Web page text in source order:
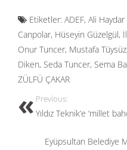
e
b
o
o
k
to
d
o
n
ail
e
Etiketler: ADEF, Ali
Canpolar, Hüseyin Güzelgül,
Onur Tuncer, Mustafa Tüysüz
Diken, Seda Tuncer, Sema
ZÜLFÜ ÇAKAR
Previous:
Yıldız Teknik’e ‘millet
Eyüpsultan Belediye